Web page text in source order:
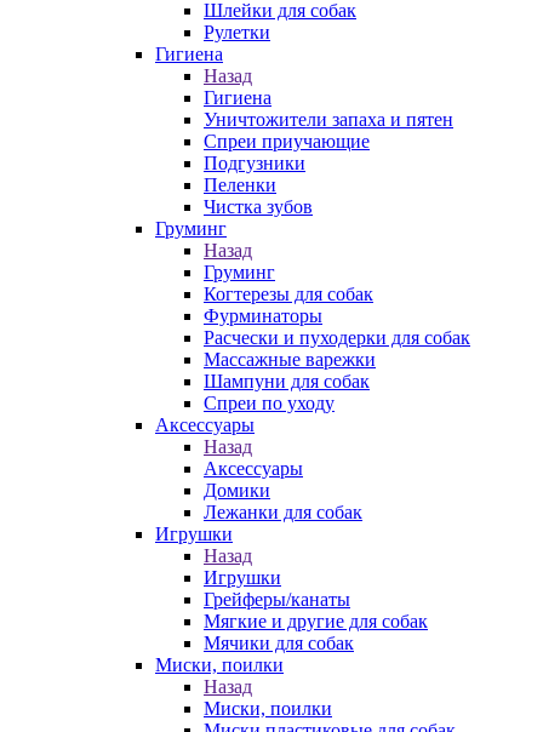
Шлейки для собак
Рулетки
Гигиена
Назад
Гигиена
Уничтожители запаха и пятен
Спреи приучающие
Подгузники
Пеленки
Чистка зубов
Груминг
Назад
Груминг
Когтерезы для собак
Фурминаторы
Расчески и пуходерки для собак
Массажные варежки
Шампуни для собак
Спреи по уходу
Аксессуары
Назад
Аксессуары
Домики
Лежанки для собак
Игрушки
Назад
Игрушки
Грейферы/канаты
Мягкие и другие для собак
Мячики для собак
Миски, поилки
Назад
Миски, поилки